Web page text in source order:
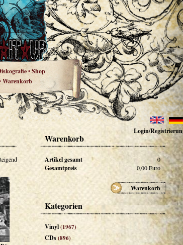
•Shop
Warenkorb
Login/
Warenkorb
Artikel gesamt 0
Gesamtpreis 0,00Euro
Warenkorb
Kategorien
Vinyl(1967)
CDs(896)